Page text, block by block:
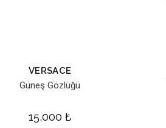
VERSACE
Güneş Gözlüğü
15,000 ₺